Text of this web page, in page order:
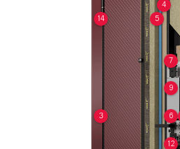
3
4
5
6
7
9
12
14